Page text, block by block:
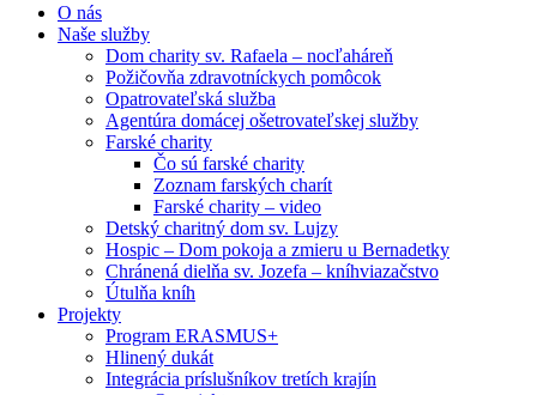
O nás
Naše služby
Dom charity sv. Rafaela – nocľaháreň
Požičovňa zdravotníckych pomôcok
Opatrovateľská služba
Agentúra domácej ošetrovateľskej služby
Farské charity
Čo sú farské charity
Zoznam farských charít
Farské charity – video
Detský charitný dom sv. Lujzy
Hospic – Dom pokoja a zmieru u Bernadetky
Chránená dielňa sv. Jozefa – kníhviazačstvo
Útulňa kníh
Projekty
Program ERASMUS+
Hlinený dukát
Integrácia príslušníkov tretích krajín